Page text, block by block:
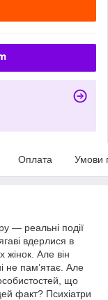
Оплата Умови
— реальні події
вдерлися в
жінок. Але він
не пам’ятає. Але
що
факт? Психіатри